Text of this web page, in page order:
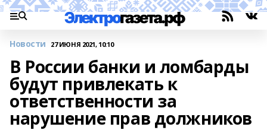
Новости 27 ИЮНЯ 2021, 10:10
В России банки и ломбарды
будут привлекать к
ответственности за
нарушение прав должников